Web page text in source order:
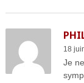
18
Je